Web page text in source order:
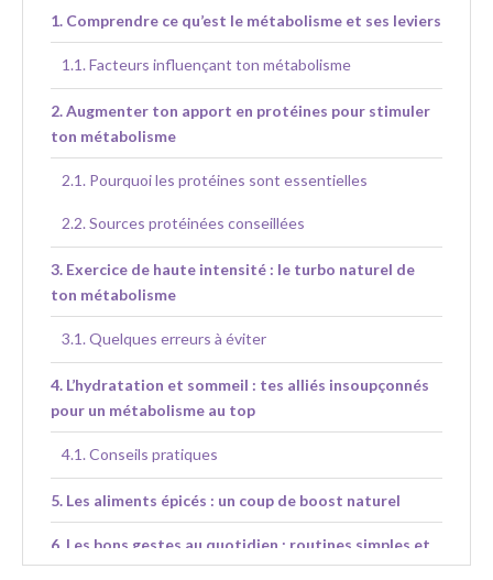
Comprendre ce qu’est le métabolisme et ses leviers
Facteurs influençant ton métabolisme
Augmenter ton apport en protéines pour stimuler
ton métabolisme
Pourquoi les protéines sont essentielles
Sources protéinées conseillées
Exercice de haute intensité : le turbo naturel de
ton métabolisme
Quelques erreurs à éviter
L’hydratation et sommeil : tes alliés insoupçonnés
pour un métabolisme au top
Conseils pratiques
Les aliments épicés : un coup de boost naturel
Les bons gestes au quotidien : routines simples et
efficaces